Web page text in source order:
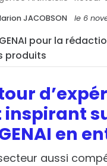
JACOBSON le 6
pour la
produits
en
aussi